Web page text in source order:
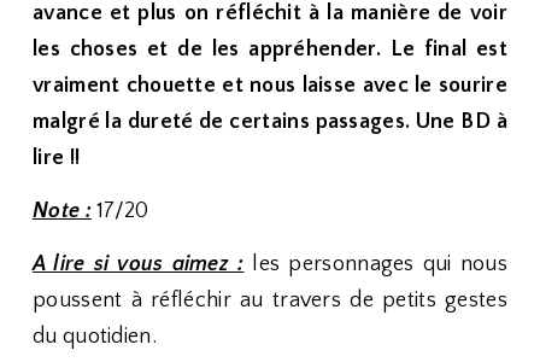
avance et plus on réfléchit à la manière de voir
les choses et de les appréhender. Le final est
vraiment chouette et nous laisse avec le sourire
malgré la dureté de certains passages. Une BD à
lire !!
Note :17/20
A lire si vous aimez : les personnages qui nous
poussent à réfléchir au travers de petits gestes
du quotidien.